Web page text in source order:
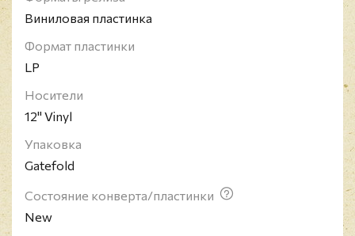
Виниловая пластинка
Формат пластинки
LP
Носители
12" Vinyl
Упаковка
Gatefold
Состояние конверта/пластинки
New